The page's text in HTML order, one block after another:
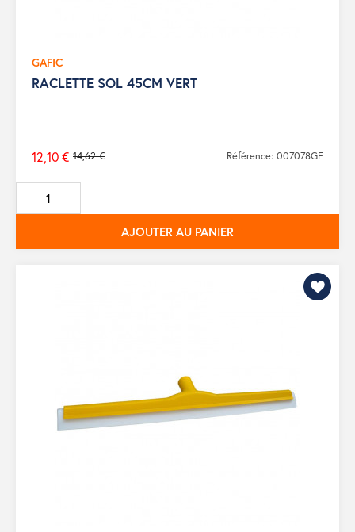
GAFIC
RACLETTE SOL 45CM VERT
Prix
de
base
14,62 €
12,10 € Référence: 007078GF
AJOUTER AU PANIER